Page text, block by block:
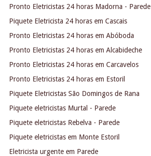
Pronto Eletricistas 24 horas Madorna - Parede
Piquete Eletricista 24 horas em Cascais
Pronto Eletricistas 24 horas em Abóboda
Pronto Eletricistas 24 horas em Alcabideche
Pronto Eletricistas 24 horas em Carcavelos
Pronto Eletricistas 24 horas em Estoril
Piquete Eletricistas São Domingos de Rana
Piquete eletricistas Murtal - Parede
Piquete eletricistas Rebelva - Parede
Piquete eletricistas em Monte Estoril
Eletricista urgente em Parede